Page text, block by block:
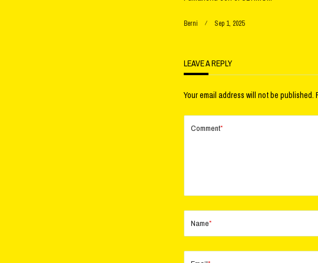
Berni Sep 1, 2025
LEAVE A REPLY
Your email address will not be published.
Comment*
Name*